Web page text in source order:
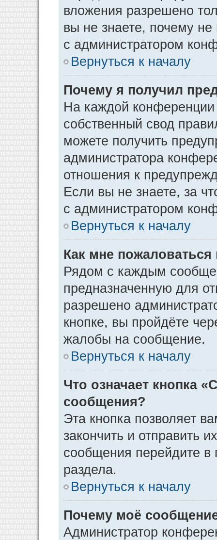
вложения разрешено
вы не знаете, почему
с администратором
Вернуться к началу
Почему я получил
На каждой конференции
собственный свод
можете получить
администратора
отношения к
Если вы не знаете, за
с администратором
Вернуться к началу
Как мне
Рядом с каждым
предназначенную для
разрешено
кнопке, вы пройдёте
жалобы на сообщение.
Вернуться к началу
Что означает кнопка
сообщения?
Эта кнопка позволяет
закончить и отправить
сообщения перейдите в
раздела.
Вернуться к началу
Почему моё
Администратор